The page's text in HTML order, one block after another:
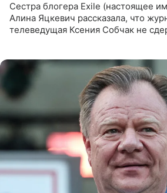
Сестра блогера Exile (настоящее
Алина Яцкевич рассказала, что
телеведущая Ксения Собчак не